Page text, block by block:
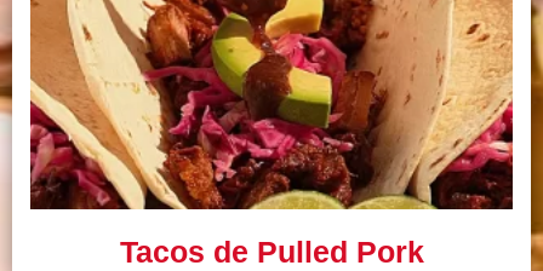
Tacos de Pulled Pork